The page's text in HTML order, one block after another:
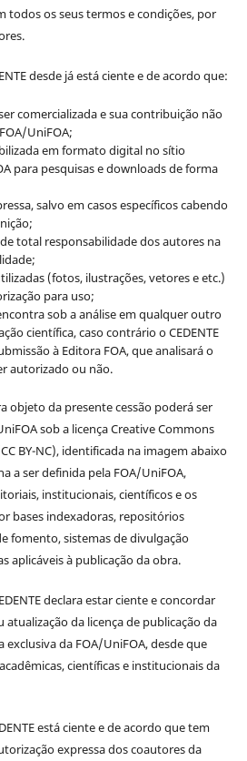
todos os seus termos e condições, por
desde já está ciente e de acordo que:
comercializada e sua contribuição não
UniFOA;
em formato digital no sítio
para pesquisas e downloads de forma
salvo em casos específicos cabendo
total responsabilidade dos autores na
(fotos, ilustrações, vetores e etc.)
para uso;
sob a análise em qualquer outro
científica, caso contrário o CEDENTE
à Editora FOA, que analisará o
autorizado ou não.
objeto da presente cessão poderá ser
sob a licença Creative Commons
BY-NC), identificada na imagem abaixo
a ser definida pela FOA/UniFOA,
institucionais, científicos e os
bases indexadoras, repositórios
fomento, sistemas de divulgação
aplicáveis à publicação da obra.
declara estar ciente e concordar
atualização da licença de publicação da
da FOA/UniFOA, desde que
científicas e institucionais da
está ciente e de acordo que tem
expressa dos coautores da